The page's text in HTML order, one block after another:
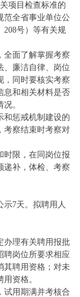
项目检查标准的
范全省事业单位公
208号）等有关规
全面了解掌握考察
、廉洁自律、岗位
，同时要核实考察
息和相关材料是否
。
和惩戒机制建设的
考察结束时考察对
时限，在同岗位报
递补，体检、考察
示7天。拟聘用人
办理有关聘用报批
聘岗位所要求相应
其聘用资格；对未
资格。
试用期满并考核合